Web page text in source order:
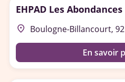
EHPAD Les Abondances
place Boulogne-Billancourt,
En savoir